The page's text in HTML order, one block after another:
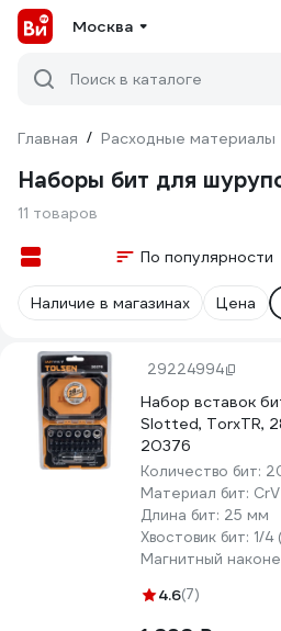
Москва
Поиск в каталоге
Главная / Расходные материалы
Наборы бит для
11 товаров
По популярности
Наличие в магазинах Цена
29224994
Набор вставок
Slotted, TorxTR,
20376
Количество бит:
Материал бит: CrV
Длина бит: 25 мм
Хвостовик бит: 1/4
Магнитный
4.6(7)